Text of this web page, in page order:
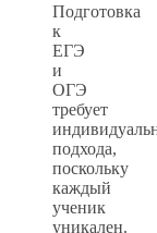
Подготовка
к
ЕГЭ
и
ОГЭ
требует
подхода,
поскольку
каждый
ученик
уникален.